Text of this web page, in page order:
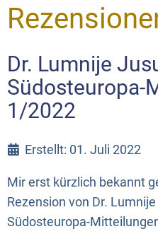
Dr. Lumnije
Südosteuropa-
1/2022
Erstellt: 01. Juli 2022
Mir erst kürzlich bekannt
Rezension von Dr.
Südosteuropa-